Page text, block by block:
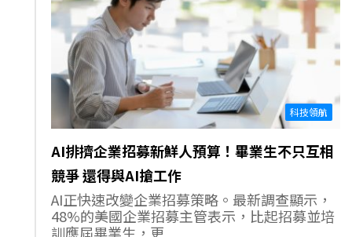
科技領航
AI排擠企業招募新鮮人預算！畢業生不只互相
競爭 還得與AI搶工作
AI正快速改變企業招募策略。最新調查顯示，
48%的美國企業招募主管表示，比起招募並培
訓應屆畢業生，更